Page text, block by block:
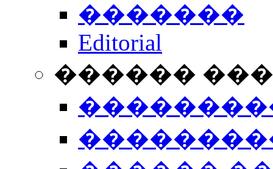
�������
Editorial
������